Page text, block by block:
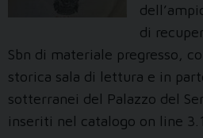
di
Sbn di materiale pregresso,
storica sala di lettura e in
sotterranei del Palazzo del
inseriti nel catalogo on line